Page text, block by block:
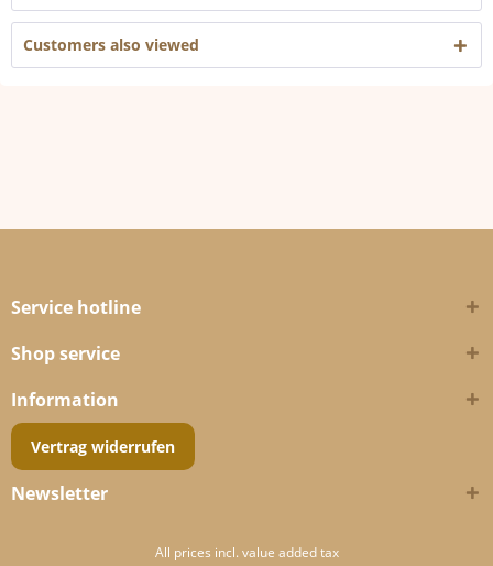
Customers also viewed
Service hotline
Shop service
Information
Vertrag widerrufen
Newsletter
All prices incl. value added tax